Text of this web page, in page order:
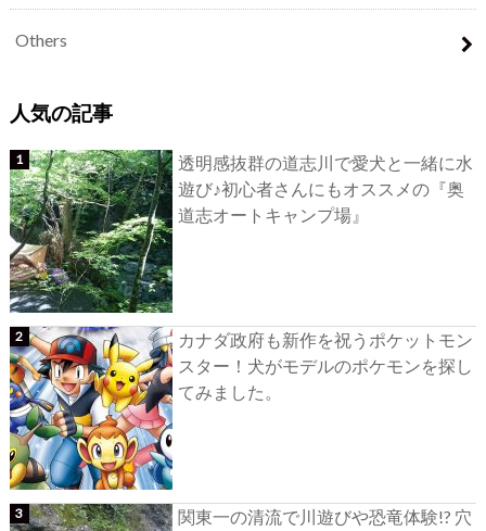
Others
人気の記事
透明感抜群の道志川で愛犬と一緒に水
遊び♪初心者さんにもオススメの『奥
道志オートキャンプ場』
カナダ政府も新作を祝うポケットモン
スター！犬がモデルのポケモンを探し
てみました。
関東一の清流で川遊びや恐竜体験!? 穴